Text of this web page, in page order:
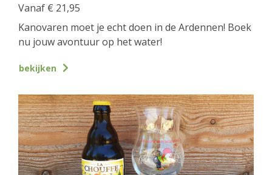
Vanaf € 21,95
Kanovaren moet je echt doen in de Ardennen! Boek
nu jouw avontuur op het water!
bekijken